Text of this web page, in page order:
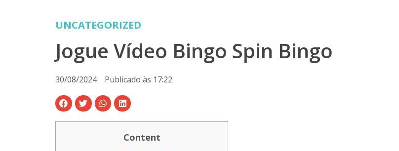
UNCATEGORIZED
Jogue Vídeo Bingo Spin Bingo
30/08/2024 Publicado às 17:22
Content